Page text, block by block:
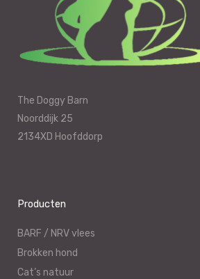
The Doggy Barn
Noorddijk 25
2134XD Hoofddorp
Producten
BARF / NRV vlees
Brokken hond
Cat’s natuur